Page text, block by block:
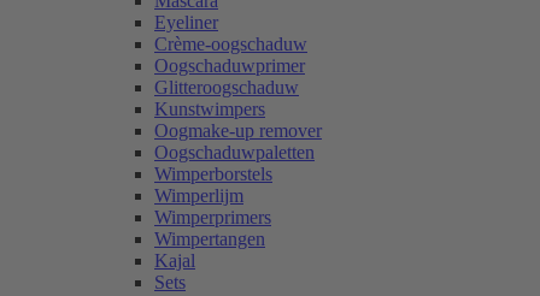
Eyeliner
Crème-oogschaduw
Oogschaduwprimer
Glitteroogschaduw
Kunstwimpers
Oogmake-up remover
Oogschaduwpaletten
Wimperborstels
Wimperlijm
Wimperprimers
Wimpertangen
Kajal
Sets